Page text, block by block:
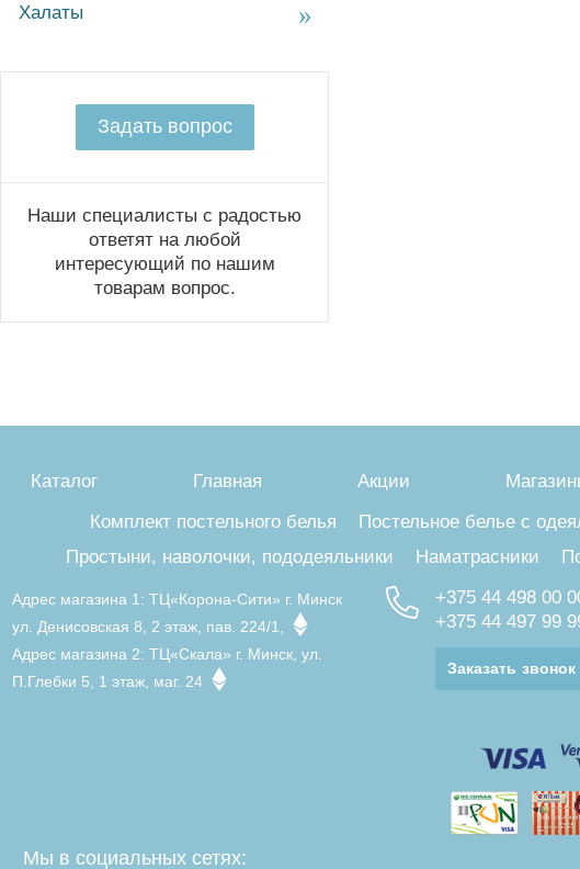
Халаты
Задать вопрос
Наши специалисты с радостью
ответят на любой
интересующий по нашим
товарам вопрос.
Каталог Главная Акции
Комплект постельного белья
Постельное белье с
Простыни, наволочки, пододеяльники
Наматрасники
Адрес магазина 1: ТЦ«Корона-Сити» г. Минск
ул. Денисовская 8, 2 этаж, пав. 224/1,
Адрес магазина 2: ТЦ«Скала» г. Минск, ул.
П.Глебки 5, 1 этаж, маг. 24
+375 44 498 00
+375 44 497 99
Заказать звонок
Мы в социальных сетях: